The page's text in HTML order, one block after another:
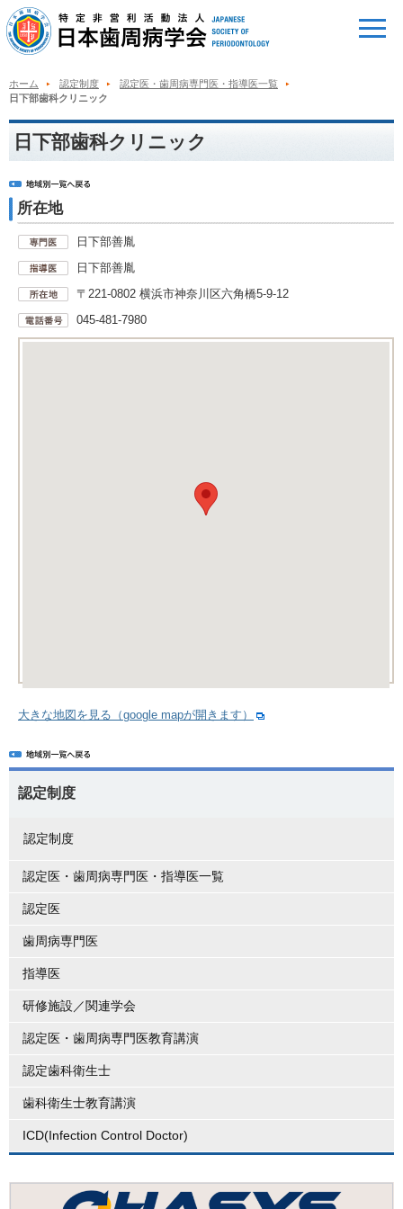
ホーム 認定制度
認定医・歯周病専門医・指導医一覧
日下部歯科クリニック
日下部歯科クリニック
所在地
日下部善胤
日下部善胤
〒221-0802 横浜市神奈川区六角橋5-9-12
045-481-7980
大きな地図を見る（google mapが開きます）
認定制度
認定制度
認定医・歯周病専門医・指導医一覧
認定医
歯周病専門医
指導医
研修施設／関連学会
認定医・歯周病専門医教育講演
認定歯科衛生士
歯科衛生士教育講演
ICD(Infection Control Doctor)